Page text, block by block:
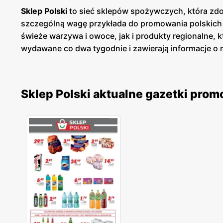
Sklep Polski to sieć sklepów spożywczych, która
szczególną wagę przykłada do promowania
świeże warzywa i owoce, jak i produkty regionalne,
wydawane co dwa tygodnie i zawierają informacje o
promocji , które dodatkowo uatrakcyjniają zakupy.
doceniają wysoką jakość oferowanych produktów
gazetki promocyjnesprawiają, że
atrakcyjnympromocjom
Sklep Polski aktualne gazetki